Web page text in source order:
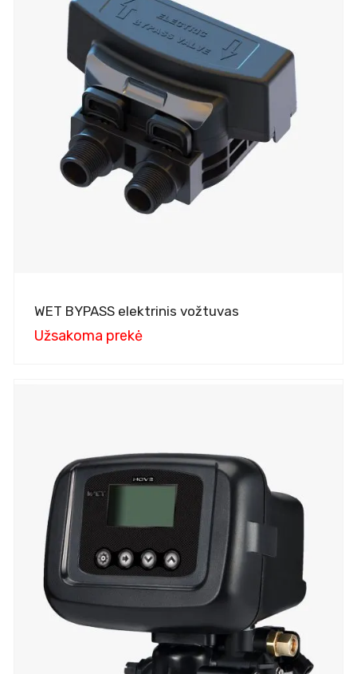
WET BYPASS elektrinis vožtuvas
Užsakoma prekė